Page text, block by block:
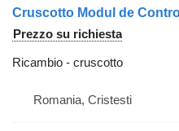
Prezzo su richiesta
Ricambio - cruscotto
Romania, Cristesti